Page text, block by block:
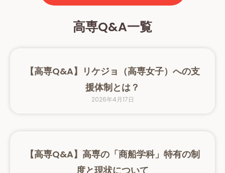
高専Q&A一覧
【高専Q&A】リケジョ（高専女子）への支
援体制とは？
2026年4月17日
【高専Q&A】高専の「商船学科」特有の制
度と現状について